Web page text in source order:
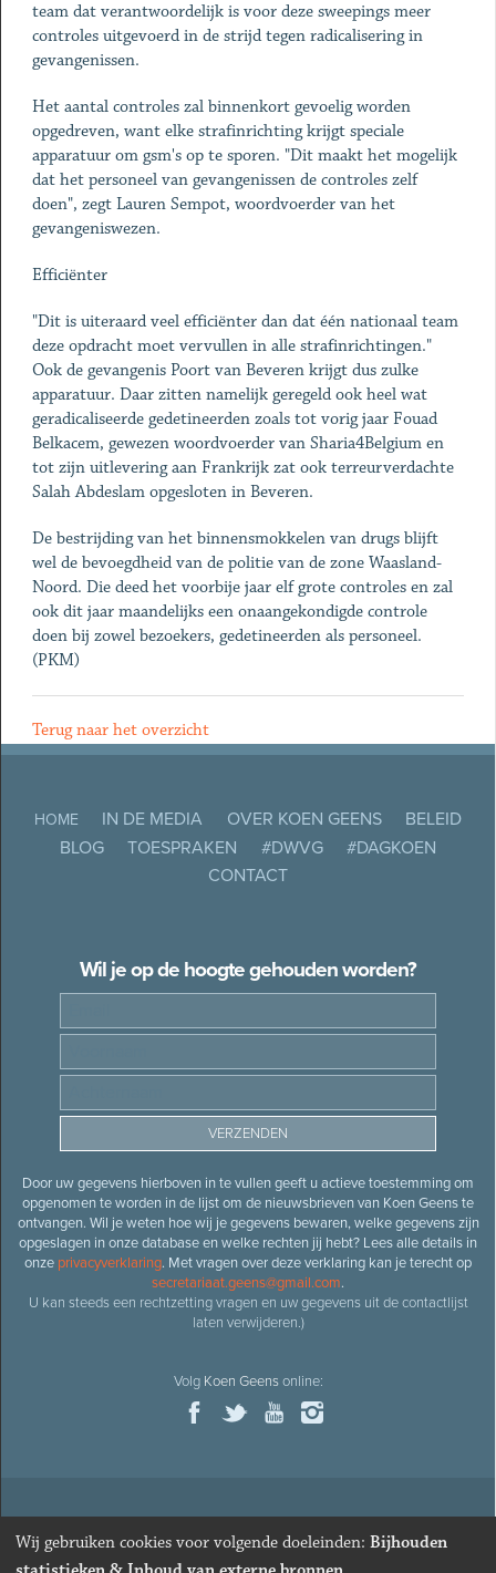
team dat verantwoordelijk is voor deze sweepings meer
controles uitgevoerd in de strijd tegen radicalisering in
gevangenissen.
Het aantal controles zal binnenkort gevoelig worden
opgedreven, want elke strafinrichting krijgt speciale
apparatuur om gsm's op te sporen. "Dit maakt het mogelijk
dat het personeel van gevangenissen de controles zelf
doen", zegt Lauren Sempot, woordvoerder van het
gevangeniswezen.
Efficiënter
"Dit is uiteraard veel efficiënter dan dat één nationaal team
deze opdracht moet vervullen in alle strafinrichtingen."
Ook de gevangenis Poort van Beveren krijgt dus zulke
apparatuur. Daar zitten namelijk geregeld ook heel wat
geradicaliseerde gedetineerden zoals tot vorig jaar Fouad
Belkacem, gewezen woordvoerder van Sharia4Belgium en
tot zijn uitlevering aan Frankrijk zat ook terreurverdachte
Salah Abdeslam opgesloten in Beveren.
De bestrijding van het binnensmokkelen van drugs blijft
wel de bevoegdheid van de politie van de zone Waasland-
Noord. Die deed het voorbije jaar elf grote controles en zal
ook dit jaar maandelijks een onaangekondigde controle
doen bij zowel bezoekers, gedetineerden als personeel.
(PKM)
Terug naar het overzicht
HOME IN DE MEDIA OVER KOEN GEENS
BELEID
BLOG
TOESPRAKEN #DWVG
#DAGKOEN
CONTACT
Wil je op de hoogte gehouden worden?
Door uw gegevens hierboven in te vullen geeft u actieve toestemming om
opgenomen te worden in de lijst om de nieuwsbrieven van Koen Geens te
ontvangen. Wil je weten hoe wij je gegevens bewaren, welke gegevens zijn
opgeslagen in onze database en welke rechten jij hebt? Lees alle details in
onze privacyverklaring. Met vragen over deze verklaring kan je terecht op
secretariaat.geens@gmail.com.
U kan steeds een rechtzetting vragen en uw gegevens uit de contactlijst
laten verwijderen.)
Volg Koen Geensonline:
© 2026Oud-minister en ere-volksvertegenwoordiger Koen
· Alle rechten voorbehouden · Cookies wijzigen
Wij gebruiken cookies voor volgende doeleinden: Bijhouden